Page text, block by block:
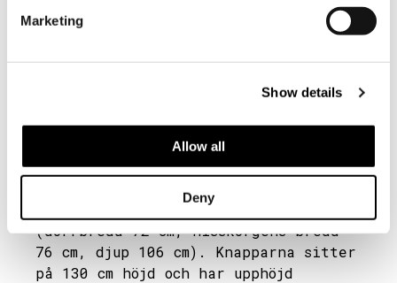
Marketing
Show details
Allow all
Deny
vanlig biljett. Assistenten går
alltid in gratis, vilket även gäller
Museet har två våningar med
hissförbindelse. Hissen uppfyller
inte helt tillgänglighetskraven
(dörrbredd 72 cm, hisskorgens bredd
76 cm, djup 106 cm). Knapparna sitter
på 130 cm höjd och har upphöjd